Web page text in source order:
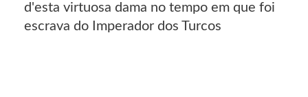
d'esta virtuosa dama no tempo em que foi
escrava do Imperador dos Turcos